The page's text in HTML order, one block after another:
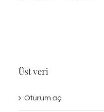
Üst veri
Oturum aç